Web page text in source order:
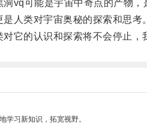
可能是宇宙中奇点的产物，
类对宇宙奥秘的探索和思考。
的认识和探索将不会停止，
学习新知识，拓宽视野。